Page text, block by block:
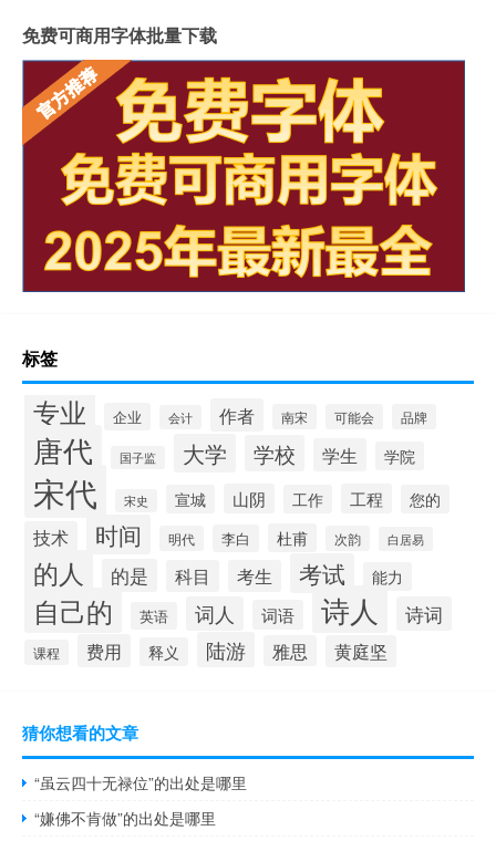
免费可商用字体批量下载
标签
专业 企业 会计 作者 南宋 可能会 品牌
唐代 国子监 大学 学校 学生 学院
宋代 宋史 宣城 山阴 工作 工程 您的
技术 时间 明代 李白 杜甫 次韵 白居易
的人 的是 科目 考生 考试 能力
自己的 英语 词人 词语 诗人 诗词
课程 费用 释义 陆游 雅思 黄庭坚
猜你想看的文章
“虽云四十无禄位”的出处是哪里
“嫌佛不肯做”的出处是哪里